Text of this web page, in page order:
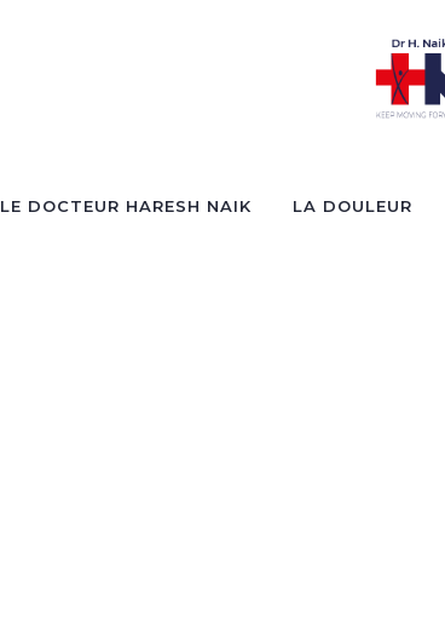
LE DOCTEUR HARESH NAIK LA DOULEUR